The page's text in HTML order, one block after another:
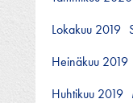
Lokakuu 2019
Heinäkuu 2019
Huhtikuu 2019